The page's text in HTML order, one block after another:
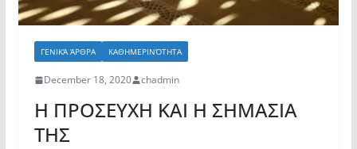
ΓΕΝΙΚΆ ΆΡΘΡΑ ΚΑΘΗΜΕΡΙΝΌΤΗΤΑ
December 18, 2020 chadmin
Η ΠΡΟΣΕΥΧΗ ΚΑΙ Η ΣΗΜΑΣΙΑ
THΣ